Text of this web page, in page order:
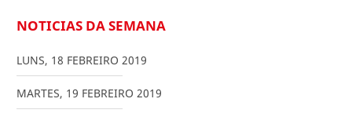
NOTICIAS DA SEMANA
LUNS, 18 FEBREIRO 2019
MARTES, 19 FEBREIRO 2019